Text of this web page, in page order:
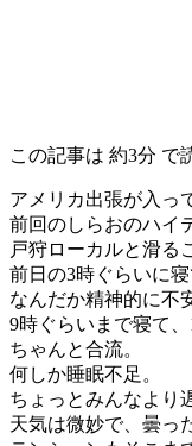
この記事は 約3分 で
アメリカ出張が入っ
前回のしらおのハイ
戸狩ローカルと滑る
前日の3時ぐらいに寝
なんだか精神的に不
9時ぐらいまで寝て
ちゃんと合流。
何しか睡眠不足。
ちょっとみんなより
天気は微妙で、曇っ